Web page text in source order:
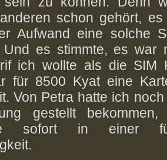
schon gehört,
Aufwand eine solche
es stimmte, es war
ich wollte als die SIM
für 8500 Kyat eine
Von Petra hatte ich
gestellt
sofort in einer